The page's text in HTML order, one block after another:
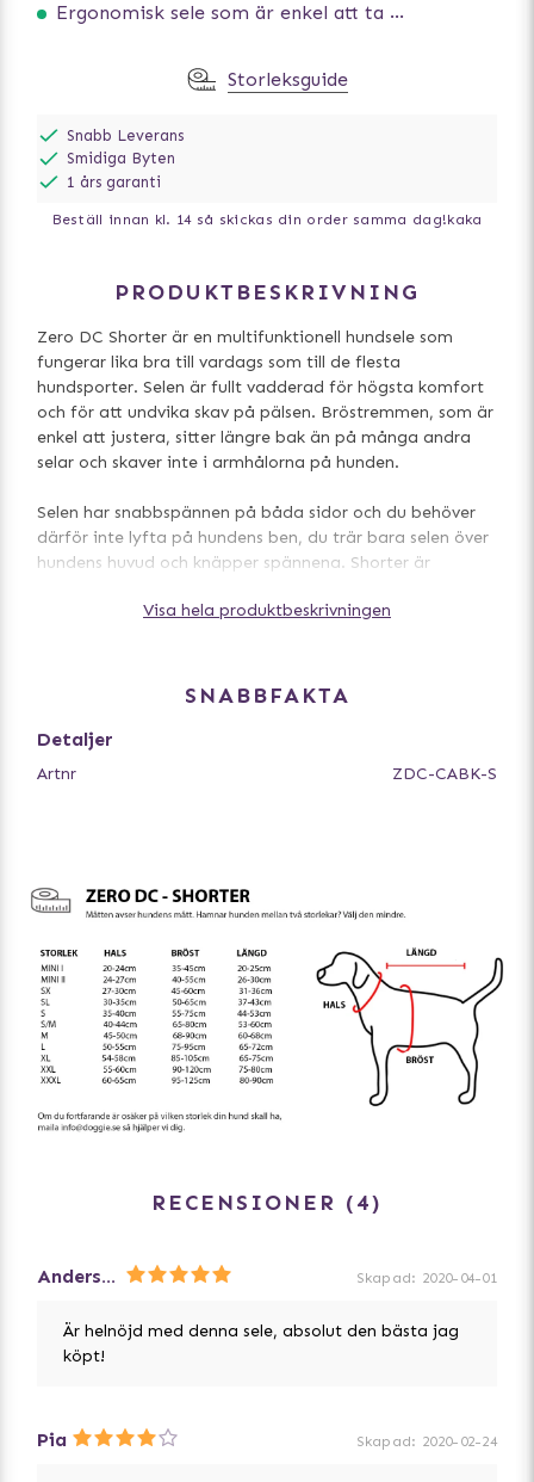
Ergonomisk sele som är enkel att ta på och av
Storleksguide
Snabb Leverans
Smidiga Byten
1 års garanti
Beställ innan kl. 14 så skickas din order samma dag!kaka
PRODUKTBESKRIVNING
Zero DC Shorter är en multifunktionell hundsele som
fungerar lika bra till vardags som till de flesta
hundsporter. Selen är fullt vadderad för högsta komfort
och för att undvika skav på pälsen. Bröstremmen, som är
enkel att justera, sitter längre bak än på många andra
selar och skaver inte i armhålorna på hunden.
Selen har snabbspännen på båda sidor och du behöver
därför inte lyfta på hundens ben, du trär bara selen över
hundens huvud och knäpper spännena. Shorter är
begränsar inte lungkapaciteten. Selen har reflexer för
Detta är en mycket populär sele bland hundägare
hundar.
- Utmärkt dragsele
- Passar bra att spåra i
- Perfekt till vandringen
- Finns i flera färger
Storleksguide:
Mät runt halsen där hunden brukar ha sitt halsband
Mät runt bröstkorgen
Hamnar hunden mellan två storlekar? Välj den mindre.
Visa hela produktbeskrivningen
SNABBFAKTA
Detaljer
Artnr ZDC-CABK-S
RECENSIONER 4
Andersson Skapad: 2020-04-01
Är helnöjd med denna sele, absolut den bästa jag
köpt!
Pia Skapad: 2020-02-24